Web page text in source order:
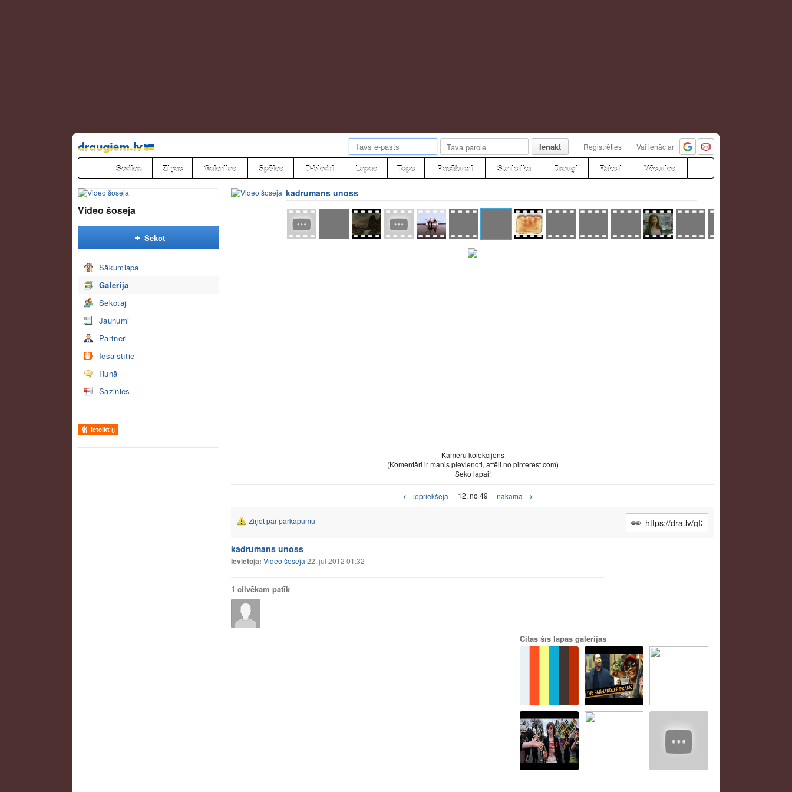
Pāriet
uz
saturu
Ienākt Reģistrēties Vai ienāc ar
Šodien Ziņas Galerijas Spēles D-biedri Lapas Tops Pasākumi Statistika Draugi Raksti Vēstules
Video šoseja
Sekot
Sākumlapa
Galerija
Sekotāji
Jaunumi
Partneri
Iesaistītie
Runā
Sazinies
Ieteikt 8
kadrumans unoss
Kameru kolekcijōns
(Komentāri ir manis pievienoti, attēli no pinterest.com)
Seko lapai!
← iepriekšējā 12. no 49 nākamā →
Ziņot par pārkāpumu
kadrumans unoss
Ievietoja: Video šoseja 22. jūl 2012 01:32
1 cilvēkam patīk
Citas šīs lapas galerijas